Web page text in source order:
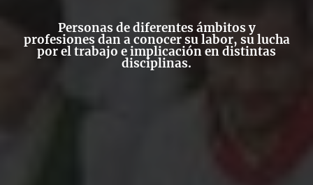
Personas de diferentes ámbitos y
profesiones dan a conocer su labor, su lucha
por el trabajo e implicación en distintas
disciplinas.